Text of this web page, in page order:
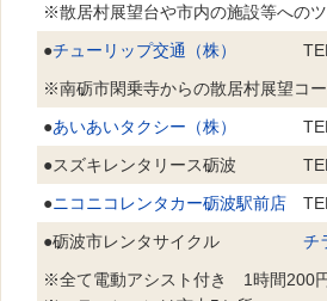
※散居村展望台や市内の施設等へのツ
●チューリップ交通（株）
※南砺市閑乗寺からの散居村展望コー
●あいあいタクシー（株）
●スズキレンタリース砺波
●ニコニコレンタカー砺波駅前店
●砺波市レンタサイクル
チ
※全て電動アシスト付き 1時間200